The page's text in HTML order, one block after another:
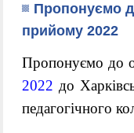
Пропонуємо
прийому 2022
Пропонуємо до
2022 до
педагогічного